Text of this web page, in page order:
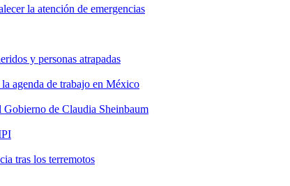
la atención de emergencias
y personas atrapadas
agenda de trabajo en México
de Claudia Sheinbaum
tras los terremotos